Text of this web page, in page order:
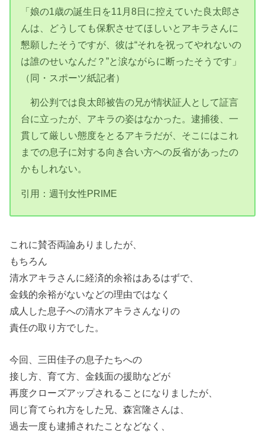
「娘の1歳の誕生日を11月8日に控えていた良太郎さ
んは、どうしても保釈させてほしいとアキラさんに
懇願したそうですが、彼は“それを祝ってやれないの
は誰のせいなんだ？”と涙ながらに断ったそうです」
（同・スポーツ紙記者）
初公判では良太郎被告の兄が情状証人として証言
台に立ったが、アキラの姿はなかった。逮捕後、一
貫して厳しい態度をとるアキラだが、そこにはこれ
までの息子に対する向き合い方への反省があったの
かもしれない。
引用：週刊女性PRIME
これに賛否両論ありましたが、
もちろん
清水アキラさんに経済的余裕はあるはずで、
金銭的余裕がないなどの理由ではなく
成人した息子への清水アキラさんなりの
責任の取り方でした。
今回、三田佳子の息子たちへの
接し方、育て方、金銭面の援助などが
再度クローズアップされることになりましたが、
同じ育てられ方をした兄、森宮隆さんは、
過去一度も逮捕されたことなどなく、